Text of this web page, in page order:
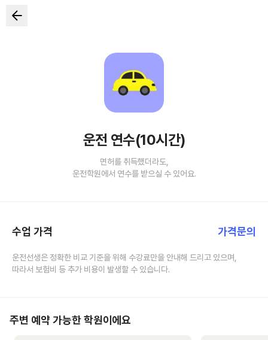
운전 연수(10시간)
면허를 취득했더라도,
운전학원에서 연수를 받으실 수 있어요.
수업 가격 가격문의
운전선생은 정확한 비교 기준을 위해 수강료만을 안내해 드리고 있으며,
따라서 보험비 등 추가 비용이 발생할 수 있습니다.
주변 예약 가능한 학원이에요